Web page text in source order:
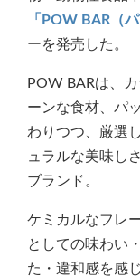
「POW BAR（
ーを発売した。
POW BARは、
ーンな食材、パ
わりつつ、厳選
ュラルな美味し
ブランド。
ケミカルなフレ
としての味わい
た・違和感を感